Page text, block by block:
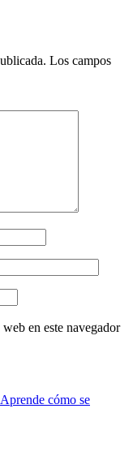
Los campos
en este navegador
Aprende cómo se